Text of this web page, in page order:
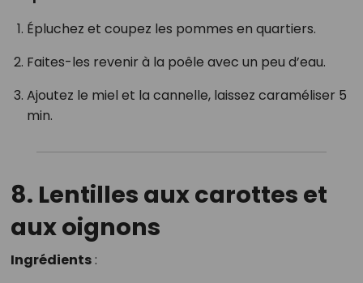
Épluchez et coupez les pommes en quartiers.
Faites-les revenir à la poêle avec un peu d’eau.
Ajoutez le miel et la cannelle, laissez caraméliser 5
min.
8. Lentilles aux carottes et
aux oignons
Ingrédients: